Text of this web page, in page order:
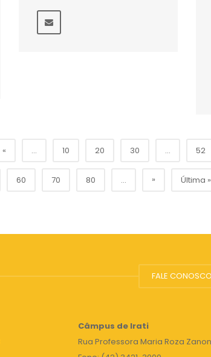
« ... 10 20 30 ... 52
60 70 80 ... » Última »
FALE CONOSCO
Câmpus de Irati
Rua Professora Maria Roza